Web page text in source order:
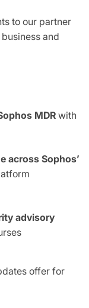
to our partner
and
MDR with
across Sophos’
advisory
offer for